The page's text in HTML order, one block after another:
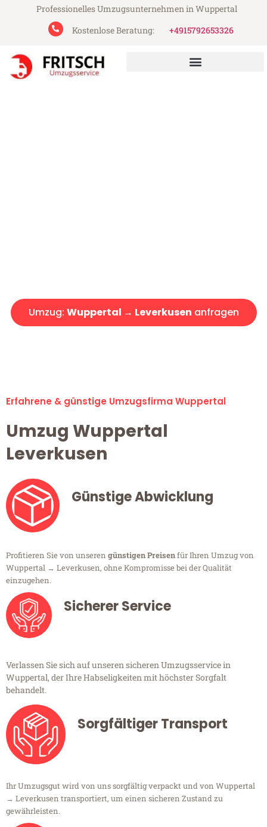
Professionelles Umzugsunternehmen in Wuppertal
Kostenlose Beratung:
+4915792653326
Umzug: Wuppertal → Leverkusen anfragen
Erfahrene & günstige Umzugsfirma Wuppertal
Umzug Wuppertal
Leverkusen
Günstige Abwicklung
Profitieren Sie von unseren günstigen Preisenfür Ihren Umzug von
Wuppertal → Leverkusen, ohne Kompromisse bei der Qualität
einzugehen.
Sicherer Service
Verlassen Sie sich auf unseren sicheren Umzugsservice in
Wuppertal, der Ihre Habseligkeiten mit höchster Sorgfalt
behandelt.
Sorgfältiger Transport
Ihr Umzugsgut wird von uns sorgfältig verpackt und von Wuppertal
→ Leverkusen transportiert, um einen sicheren Zustand zu
gewährleisten.